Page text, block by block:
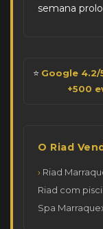
semana
⭐ Google 4.2/
+500
O Riad
Riad
Riad com
Spa